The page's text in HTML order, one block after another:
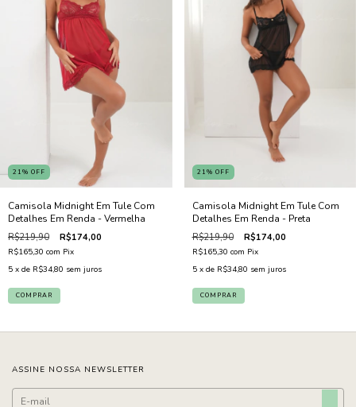
21% OFF
Camisola Midnight Em Tule Com
Detalhes Em Renda - Vermelha
R$219,90 R$174,00
R$165,30 com Pix
5 x de R$34,80 sem juros
COMPRAR
21% OFF
Camisola Midnight Em Tule Com
Detalhes Em Renda - Preta
R$219,90 R$174,00
R$165,30 com Pix
5 x de R$34,80 sem juros
COMPRAR
ASSINE NOSSA NEWSLETTER